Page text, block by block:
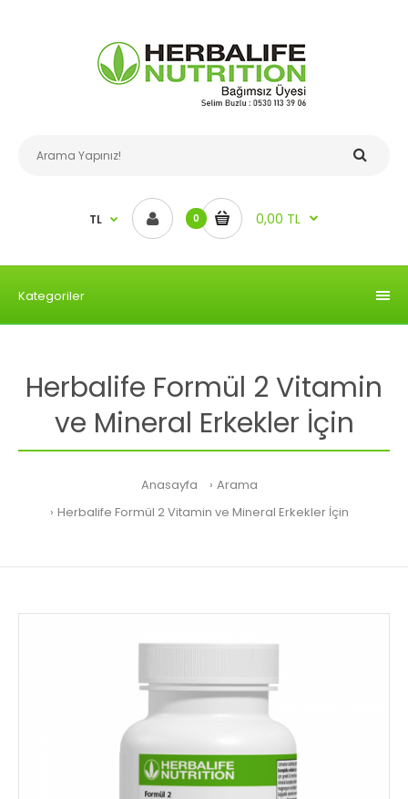
TL 0 0,00 TL
Kategoriler
Herbalife Formül 2 Vitamin
ve Mineral Erkekler İçin
Anasayfa
Arama
Herbalife Formül 2 Vitamin ve Mineral Erkekler İçin